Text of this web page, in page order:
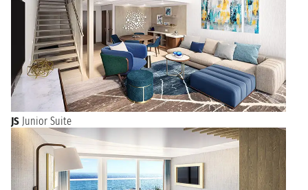
JS Junior Suite